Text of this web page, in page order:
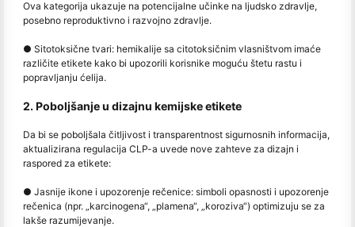
Ova kategorija ukazuje na potencijalne učinke na ljudsko zdravlje,
posebno reproduktivno i razvojno zdravlje.
● Sitotoksične tvari: hemikalije sa citotoksičnim vlasništvom imaće
različite etikete kako bi upozorili korisnike moguću štetu rastu i
popravljanju ćelija.
2. Poboljšanje u dizajnu kemijske etikete
Da bi se poboljšala čitljivost i transparentnost sigurnosnih informacija,
aktualizirana regulacija CLP-a uvede nove zahteve za dizajn i
raspored za etikete:
● Jasnije ikone i upozorenje rečenice: simboli opasnosti i upozorenje
rečenica (npr. „karcinogena“, „plamena“, „koroziva“) optimizuju se za
lakše razumijevanje.